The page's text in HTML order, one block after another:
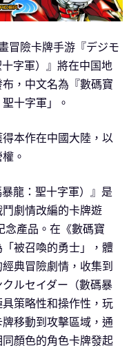
冒險卡牌手游『デジモ
字軍）』將在中国地
，中文名為『數碼寶
十字軍」。
本作在中國大陸，以
。
龍：聖十字軍）』是
劇情改編的卡牌遊
念產品。在《數碼寶
被召喚的勇士」，體
典冒險劇情，收集到
ルセイダー（數碼暴
策略性和操作性，玩
移動到攻擊區域，通
顏色的角色卡牌發起